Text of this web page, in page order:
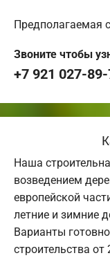
Предполагаемая
Звоните чтобы
+7 921 027-
Наша
возведением
европейской
летние и зимние
Варианты
строительства